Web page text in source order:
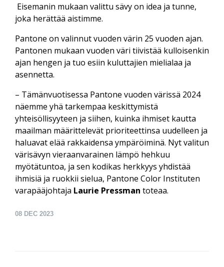
Eisemanin mukaan valittu sävy on idea ja tunne,
joka herättää aistimme.
Pantone on valinnut vuoden värin 25 vuoden ajan.
Pantonen mukaan vuoden väri tiivistää kulloisenkin
ajan hengen ja tuo esiin kuluttajien mielialaa ja
asennetta.
– Tämänvuotisessa Pantone vuoden värissä 2024
näemme yhä tarkempaa keskittymistä
yhteisöllisyyteen ja siihen, kuinka ihmiset kautta
maailman määrittelevät prioriteettinsa uudelleen ja
haluavat elää rakkaidensa ympäröiminä. Nyt valitun
värisävyn vieraanvarainen lämpö hehkuu
myötätuntoa, ja sen kodikas herkkyys yhdistää
ihmisiä ja ruokkii sielua, Pantone Color Instituten
varapääjohtaja Laurie Pressman toteaa.
08 DEC 2023